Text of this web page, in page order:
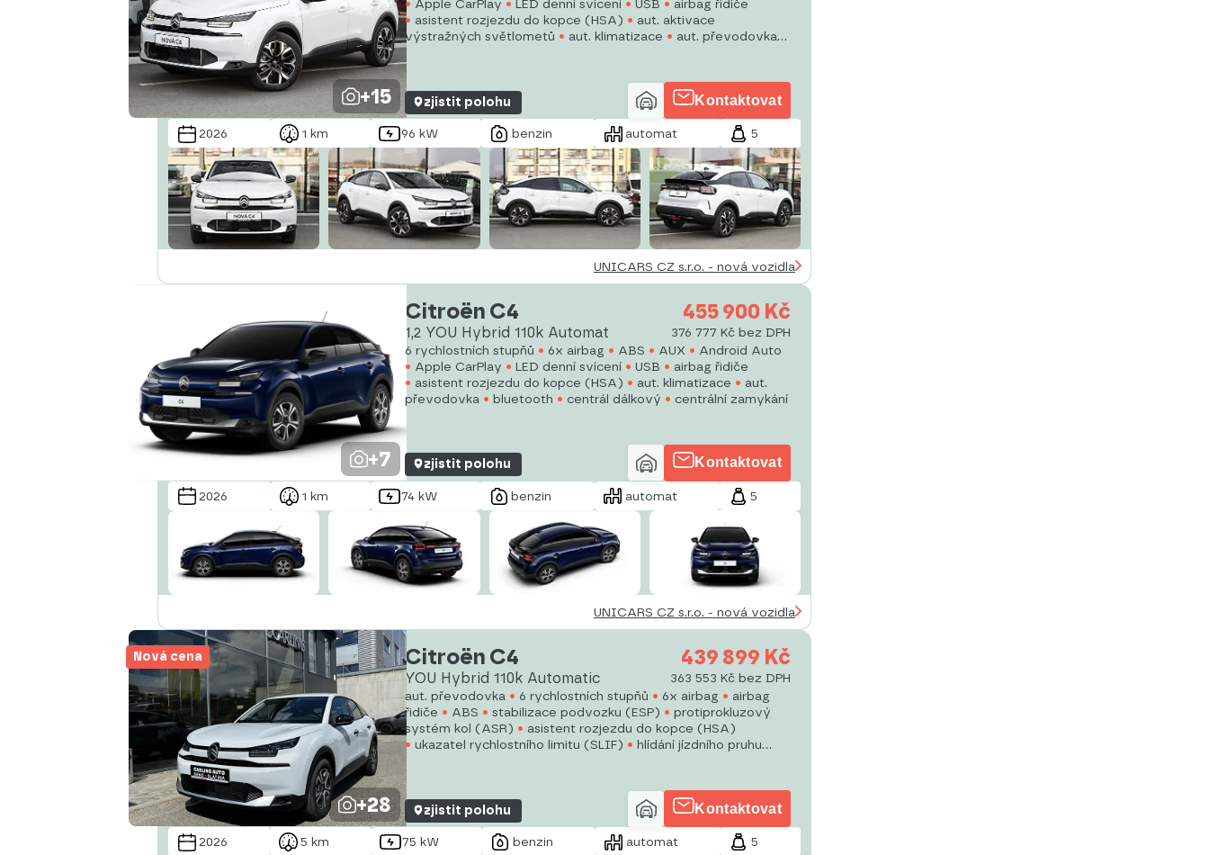
Abecedně od Z do A
+15
Apple CarPlay LED denní svícení USB
airbag řidiče
asistent rozjezdu do kopce (HSA)
aut. aktivace
výstražných světlometů
aut. klimatizace
aut. převodovka
zjistit polohu Kontaktovat
2026 1 km 96 kW benzin automat 5
UNICARS CZ s.r.o. - nová vozidla
+7
Citroën C4
1,2 YOU Hybrid 110k Automat
455 900 Kč
376 777 Kč bez DPH
6 rychlostních stupňů
6x airbag ABS AUX
Android Auto
Apple CarPlay
LED denní svícení USB
airbag řidiče
asistent rozjezdu do kopce (HSA)
aut. klimatizace
aut.
převodovka
bluetooth centrál dálkový centrální zamykání
zjistit polohu Kontaktovat
2026 1 km 74 kW benzin automat 5
UNICARS CZ s.r.o. - nová vozidla
Nová cena
+28
Citroën C4
YOU Hybrid 110k Automatic
439 899 Kč
363 553 Kč bez DPH
aut. převodovka
6 rychlostních stupňů 6x airbag
airbag
řidiče
ABS stabilizace podvozku (ESP)
protiprokluzový
systém kol (ASR)
asistent rozjezdu do kopce (HSA)
ukazatel rychlostního limitu (SLIF)
hlídání jízdního pruhu
zjistit polohu Kontaktovat
2026 5 km 75 kW benzin automat 5